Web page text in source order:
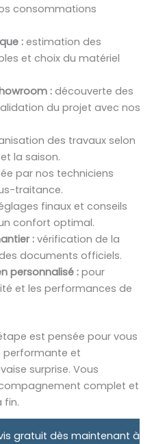
consommations
:estimation des
et choix du matériel
:découverte des
du projet avec nos
des travaux selon
la saison.
par nos techniciens
traitance.
finaux et conseils
confort optimal.
:vérification de la
documents officiels.
personnalisé :pour
et les performances de
est pensée pour vous
performante et
surprise. Vous
complet et
fin.
gratuit dès maintenant à